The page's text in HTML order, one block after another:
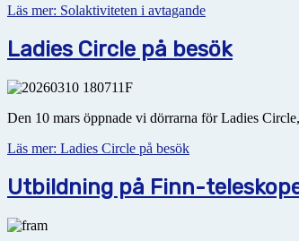
Läs mer: Solaktiviteten i avtagande
Ladies Circle på besök
Den 10 mars öppnade vi dörrarna för Ladies
Läs mer: Ladies Circle på besök
Utbildning på Finn-